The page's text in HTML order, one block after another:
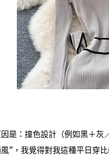
是：撞色設計（例如黑＋灰
”，我覺得對我這種平日穿